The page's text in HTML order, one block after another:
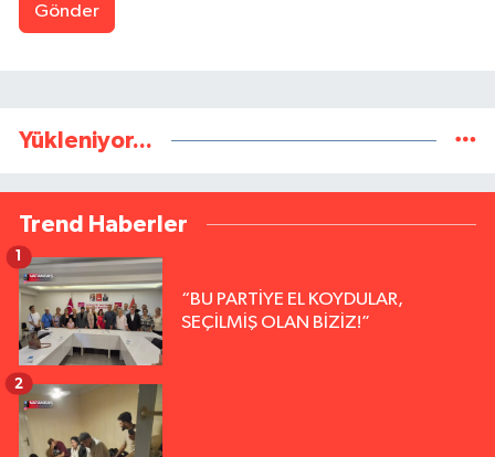
Gönder
Yükleniyor...
Trend Haberler
“BU PARTİYE EL KOYDULAR,
SEÇİLMİŞ OLAN BİZİZ!”
2